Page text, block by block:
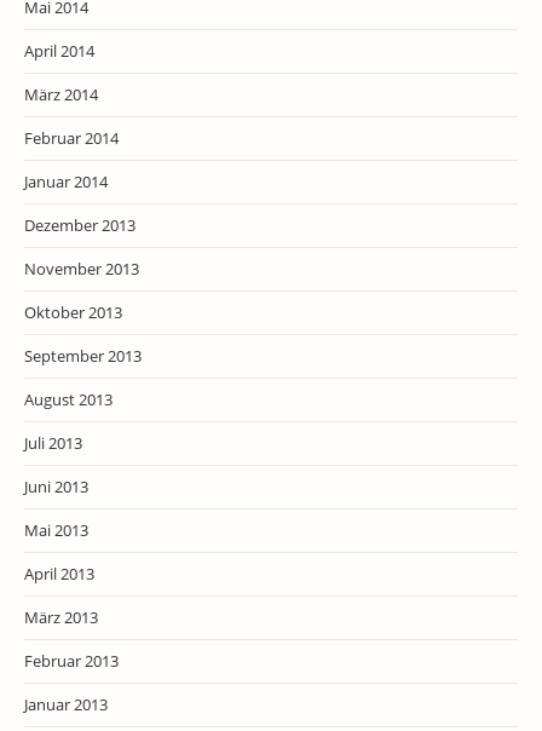
Mai 2014
April 2014
März 2014
Februar 2014
Januar 2014
Dezember 2013
November 2013
Oktober 2013
September 2013
August 2013
Juli 2013
Juni 2013
Mai 2013
April 2013
März 2013
Februar 2013
Januar 2013